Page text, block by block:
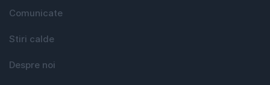
Comunicate
Stiri calde
Despre noi